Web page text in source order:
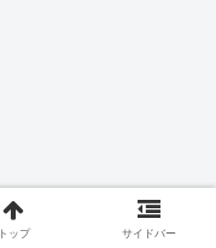
トップ サイドバー